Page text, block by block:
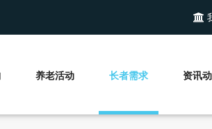
养老活动 长者需求 资讯